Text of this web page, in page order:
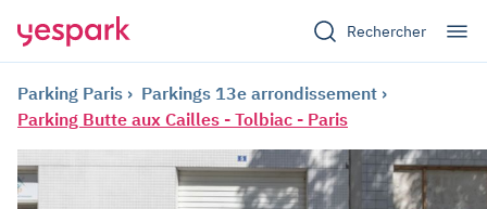
Rechercher
Parking Paris
Parkings 13e arrondissement
Parking Butte aux Cailles - Tolbiac - Paris